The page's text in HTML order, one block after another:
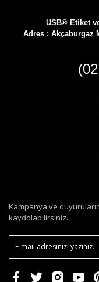
USB® Etiket
Adres : Akçaburgaz
Kampanya ve
kaydolabilirsiniz.